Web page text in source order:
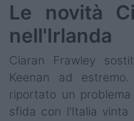
Le novità
nell'Irlanda
Ciaran Frawley
Keenan ad
riportato un
sfida con l'Italia